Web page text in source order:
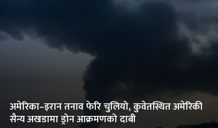
अमेरिका–इरान तनाव फेरि चुलियो, कुवेतस्थित अमेरिकी
सैन्य अखडामा ड्रोन आक्रमणको दाबी